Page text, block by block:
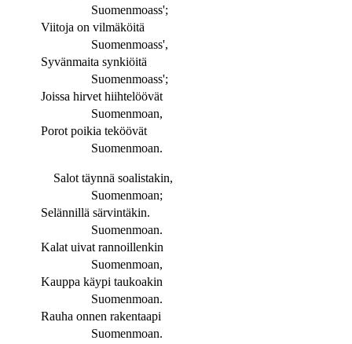
Suomenmoass';
Viitoja on vilmäköitä
Suomenmoass',
Syvänmaita synkiöitä
Suomenmoass';
Joissa hirvet hiihtelöövät
Suomenmoan,
Porot poikia teköövät
Suomenmoan.
Salot täynnä soalistakin,
Suomenmoan;
Selännillä särvintäkin.
Suomenmoan.
Kalat uivat rannoillenkin
Suomenmoan,
Kauppa käypi taukoakin
Suomenmoan.
Rauha onnen rakentaapi
Suomenmoan.